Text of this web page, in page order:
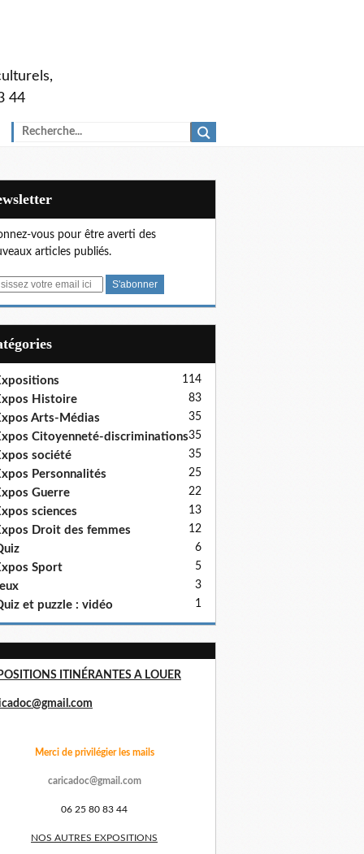
44
vous pour être averti des
articles publiés.
114
Histoire 83
Arts-Médias 35
Citoyenneté-discriminations35
société 35
Personnalités 25
Guerre 22
sciences 13
Droit des femmes 12
6
Sport 5
3
et puzzle : vidéo 1
ITINÉRANTES A LOUER
Merci de privilégier les mails
caricadoc@gmail.com
06 25 80 83 44
NOS AUTRES EXPOSITIONS